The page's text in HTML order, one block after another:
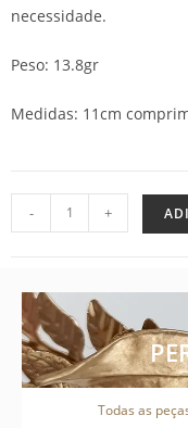
necessidade.
Peso: 13.8gr
Medidas: 11cm
- +
Todas as